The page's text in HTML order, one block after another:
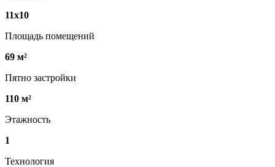
11х10
Площадь помещений
69 м²
Пятно застройки
110 м²
Этажность
1
Технология